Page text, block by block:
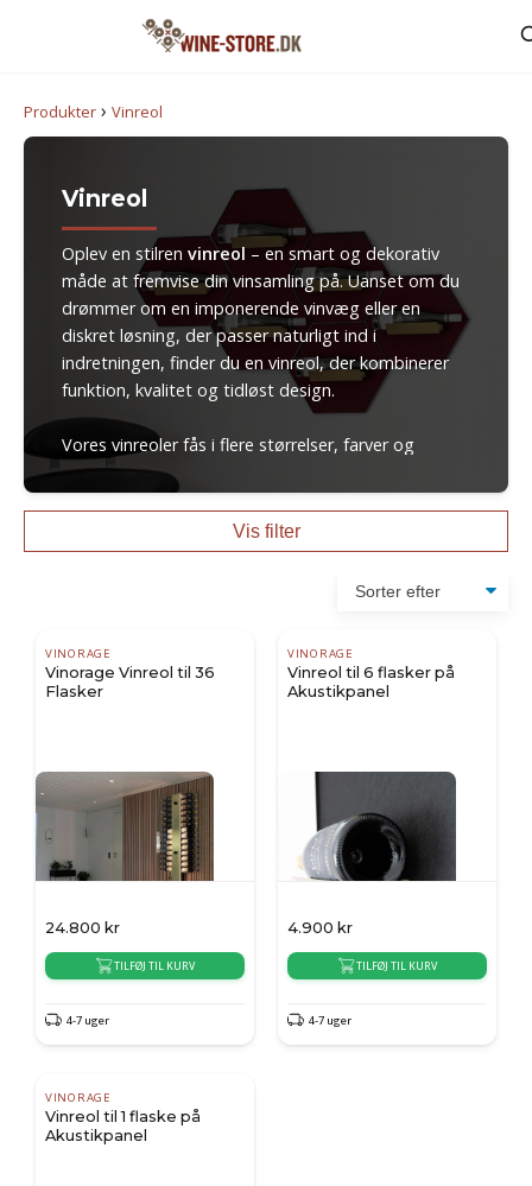
Produkter › Vinreol
Vinreol
Oplev en stilren vinreol– en smart og dekorativ
måde at fremvise din vinsamling på. Uanset om du
drømmer om en imponerende vinvæg eller en
diskret løsning, der passer naturligt ind i
indretningen, finder du en vinreol, der kombinerer
funktion, kvalitet og tidløst design.
Vores vinreoler fås i flere størrelser, farver og
materialer – så du nemt kan tilpasse udtrykket til
dit hjem.
Vis filter
VINORAGE
Vinorage Vinreol til 36
Flasker
24.800 kr
TILFØJ TIL KURV
4-7 uger
VINORAGE
Vinreol til 6 flasker på
Akustikpanel
4.900 kr
TILFØJ TIL KURV
4-7 uger
VINORAGE
Vinreol til 1 flaske på
Akustikpanel